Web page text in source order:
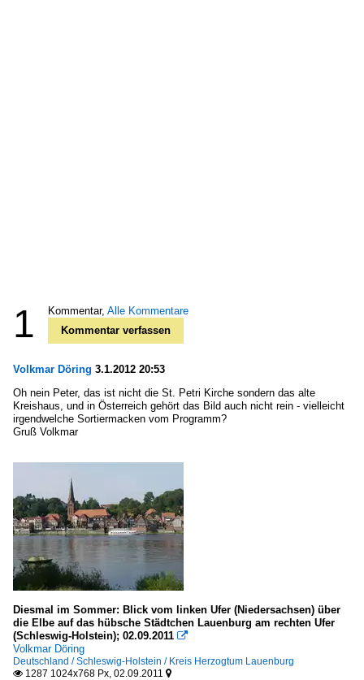
1 Kommentar, Alle Kommentare
Kommentar verfassen
Volkmar Döring 3.1.2012 20:53
Oh nein Peter, das ist nicht die St. Petri Kirche sondern das alte
Kreishaus, und in Österreich gehört das Bild auch nicht rein - vielleicht
irgendwelche Sortiermacken vom Programm?
Gruß Volkmar
Diesmal im Sommer: Blick vom linken Ufer (Niedersachsen) über
die Elbe auf das hübsche Städtchen Lauenburg am rechten Ufer
(Schleswig-Holstein); 02.09.2011 
Volkmar Döring
Deutschland / Schleswig-Holstein / Kreis Herzogtum Lauenburg
 1287 1024x768 Px, 02.09.2011 